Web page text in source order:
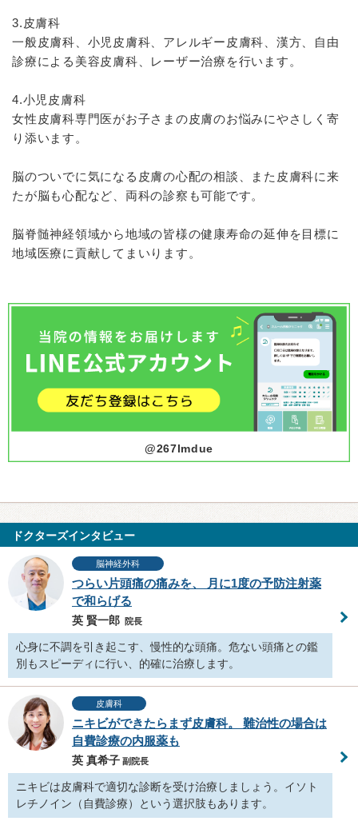
3.皮膚科
一般皮膚科、小児皮膚科、アレルギー皮膚科、漢方、自由
診療による美容皮膚科、レーザー治療を行います。
4.小児皮膚科
女性皮膚科専門医がお子さまの皮膚のお悩みにやさしく寄
り添います。
脳のついでに気になる皮膚の心配の相談、また皮膚科に来
たが脳も心配など、両科の診察も可能です。
脳脊髄神経領域から地域の皆様の健康寿命の延伸を目標に
地域医療に貢献してまいります。
@267lmdue
ドクターズインタビュー
脳神経外科
つらい片頭痛の痛みを、 月に1度の予防注射薬
で和らげる
英 賢一郎 院長
心身に不調を引き起こす、慢性的な頭痛。危ない頭痛との鑑
別もスピーディに行い、的確に治療します。
皮膚科
ニキビができたらまず皮膚科。 難治性の場合は
自費診療の内服薬も
英 真希子 副院長
ニキビは皮膚科で適切な診断を受け治療しましょう。イソト
レチノイン（自費診療）という選択肢もあります。